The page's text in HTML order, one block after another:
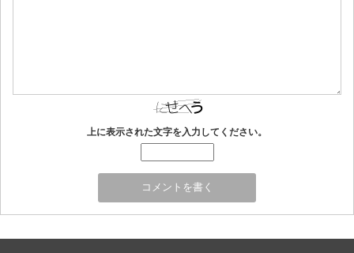
上に表示された文字を入力してください。